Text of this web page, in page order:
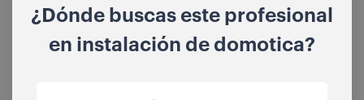
¿Dónde buscas este profesional
en instalación de domotica?